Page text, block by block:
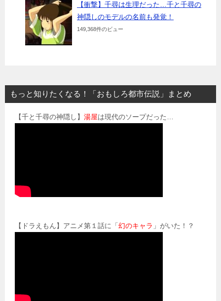
【衝撃】千尋は生理だった…千と千尋の
神隠しのモデルの名前も発覚！
149,368件のビュー
もっと知りたくなる！「おもしろ都市伝説」まとめ
【千と千尋の神隠し】 湯屋は現代のソープだった…
【ドラえもん】アニメ第１話に「 幻のキャラ 」がいた！？